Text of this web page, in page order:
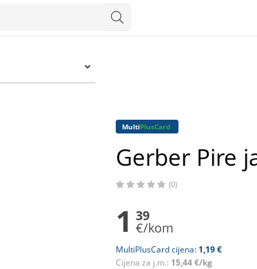
MultiPlusCard
Gerber Pire
(0)
1 39
€/kom
MultiPlusCard cijena: 1,19 €
Cijena za j.m.: 15,44 €/kg